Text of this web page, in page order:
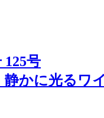
125号
かに光るワ